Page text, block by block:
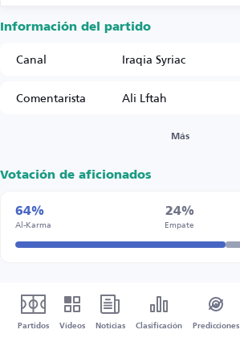
Información del partido
Canal
Iraqia Syriac
Comentarista
Ali Lftah
Más
Votación de aficionados
64%
Al-Karma
24%
Empate
Partidos Vídeos Noticias Clasificación Predicciones